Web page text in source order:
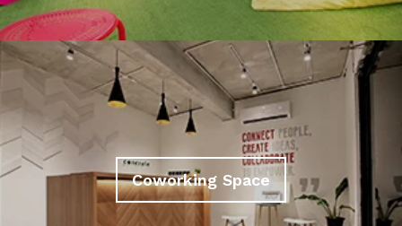
Coworking Space